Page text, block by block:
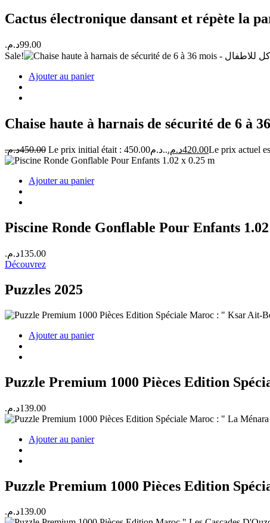
99.00د.م.
Sale!
Ajouter au panier
450.00د.م. Le prix initial était : 450.00د.م.. 420.00د.م.
Ajouter au panier
Piscine Ronde Gonflable Pour Enfants
135.00د.م.
Découvrez
Puzzles 2025
Ajouter au panier
Puzzle Premium 1000 Pièces Edition
139.00د.م.
Ajouter au panier
Puzzle Premium 1000 Pièces Edition
139.00د.م.